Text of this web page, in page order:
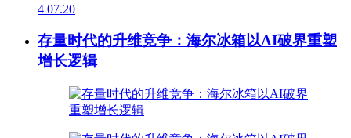
4 07.20
存量时代的升维竞争：海尔冰箱以AI破界重塑
增长逻辑